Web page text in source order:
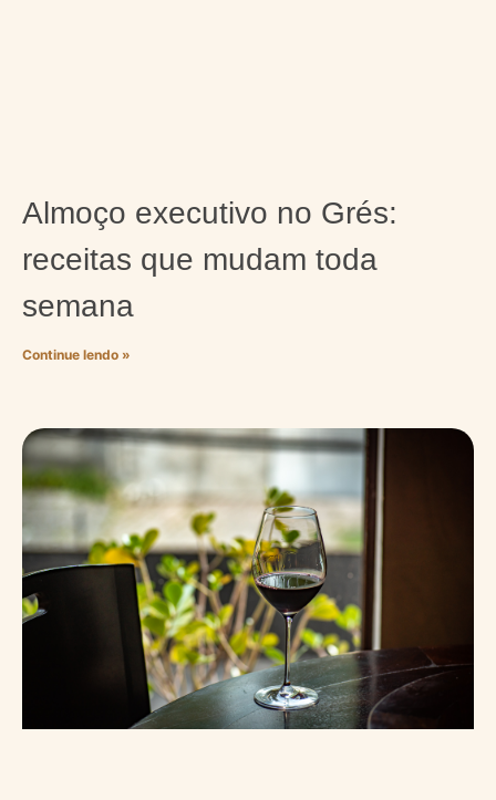
Almoço executivo no Grés:
receitas que mudam toda
semana
Continue lendo »